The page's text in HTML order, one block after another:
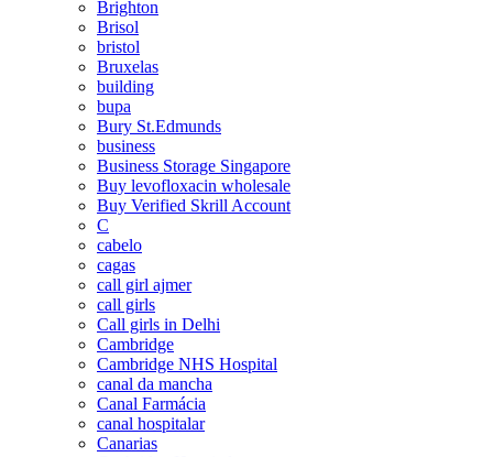
Brighton
Brisol
bristol
Bruxelas
building
bupa
Bury St.Edmunds
business
Business Storage Singapore
Buy levofloxacin wholesale
Buy Verified Skrill Account
C
cabelo
cagas
call girl ajmer
call girls
Call girls in Delhi
Cambridge
Cambridge NHS Hospital
canal da mancha
Canal Farmácia
canal hospitalar
Canarias